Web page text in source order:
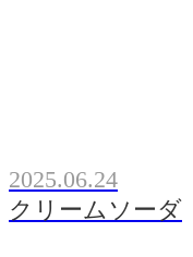
2025.06.24
クリームソーダ